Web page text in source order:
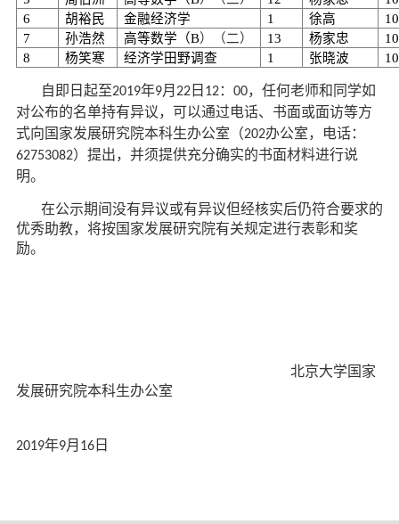
6
胡裕民 金融经济学 1 徐高
7
孙浩然 高等数学（B）（二） 13 杨家忠
8
杨笑寒 经济学田野调查 1 张晓波
自即日起至2019年9月 22 日 12： 00，任何老师和同学如
对公布的名单持有异议，可以通过电话、书面或面访等方
式向国家发展研究院本科生办公室（202办公室，电话：
62753082）提出，并须提供充分确实的书面材料进行说
明。
在公示期间没有异议或有异议但经核实后仍符合要求的
优秀助教，将按国家发展研究院有关规定进行表彰和奖
励。
北京大学国家
发展研究院本科生办公室
2019年9月 16 日